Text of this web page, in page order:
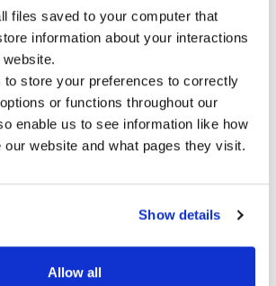
files saved to your computer that
information about your interactions
to store your preferences to correctly
or functions throughout our
enable us to see information like how
our website and what pages they visit.
Show details
Allow all
continue to be acknowledged for
of our partnerships with
own work on building Impact as an
working for.